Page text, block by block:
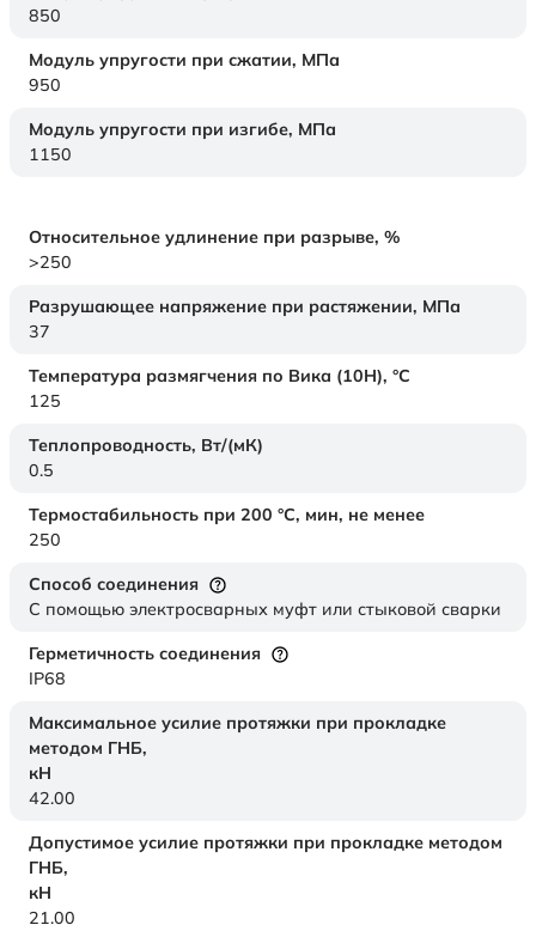
850
Модуль упругости при сжатии, МПа
950
Модуль упругости при изгибе, МПа
1150
Относительное удлинение при разрыве, %
>250
Разрушающее напряжение при растяжении, МПа
37
Температура размягчения по Вика (10Н), °C
125
Теплопроводность, Вт/(мК)
0.5
Термостабильность при 200 °С, мин, не менее
250
Способ соединения
С помощью электросварных муфт или стыковой сварки
Герметичность соединения
IP68
Максимальное усилие протяжки при прокладке
методом ГНБ,
кН
42.00
Допустимое усилие протяжки при прокладке методом
ГНБ,
кН
21.00